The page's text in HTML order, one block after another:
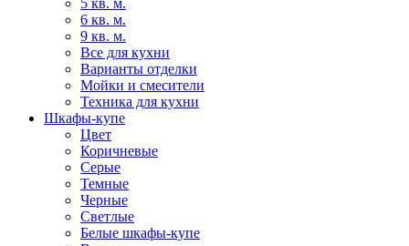
5 кв. м.
6 кв. м.
9 кв. м.
Все для кухни
Варианты отделки
Мойки и смесители
Техника для кухни
Шкафы-купе
Цвет
Коричневые
Серые
Темные
Черные
Светлые
Белые шкафы-купе